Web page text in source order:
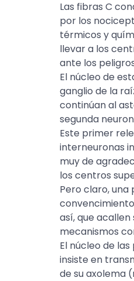
Las fibras C
por los
térmicos y
llevar a los
ante los
El núcleo de
ganglio de la
continúan al
segunda
Este primer
interneuronas
muy de
los centros
Pero claro, una
así, que acallen
mecanismos
El núcleo de
insiste en
de su axolema